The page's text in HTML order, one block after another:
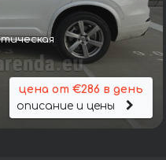
цена от €286 в день
описание и цены